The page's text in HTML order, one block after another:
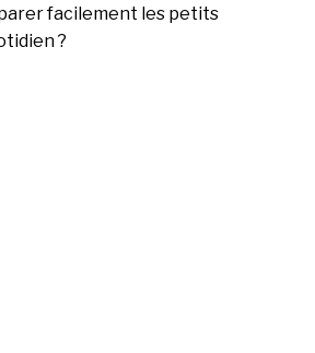
facilement les petits
?